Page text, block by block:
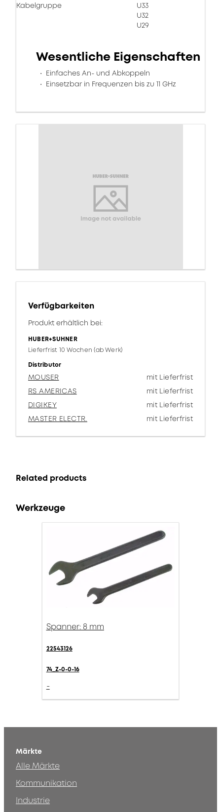
Kabelgruppe
U33
U32
U29
Wesentliche Eigenschaften
Einfaches An- und Abkoppeln
Einsetzbar in Frequenzen bis zu 11 GHz
Verfügbarkeiten
Produkt erhältlich bei:
HUBER+SUHNER
Lieferfrist 10 Wochen (ab Werk)
Distributor
MOUSER
mit Lieferfrist
RS AMERICAS
mit Lieferfrist
DIGIKEY
mit Lieferfrist
MASTER ELECTR.
mit Lieferfrist
Related products
Werkzeuge
Spanner: 8 mm
22543126
74_Z-0-0-16
-
Märkte
Alle Märkte
Kommunikation
Industrie